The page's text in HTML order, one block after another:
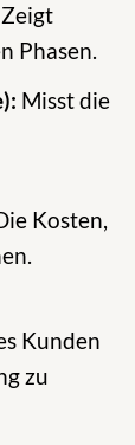
Zeigt
Phasen.
Misst die
Kosten,
Kunden
zu